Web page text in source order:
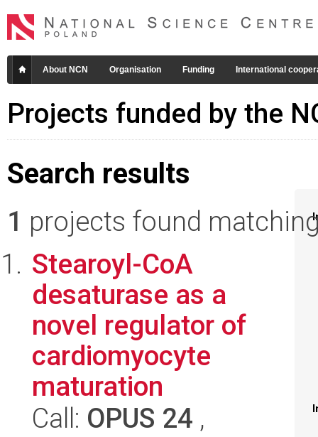
About NCN Organisation Funding International
Projects funded by the
Search results
1 projects found
Stearoyl-CoA
desaturase as a
novel regulator of
cardiomyocyte
maturation
Call: OPUS 24 ,